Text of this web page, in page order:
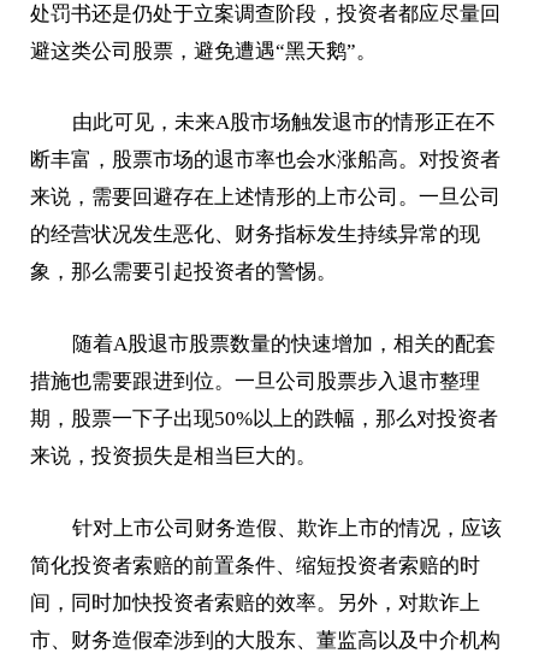
处罚书还是仍处于立案调查阶段，投资者都应尽量回
避这类公司股票，避免遭遇“黑天鹅”。
由此可见，未来A股市场触发退市的情形正在不
断丰富，股票市场的退市率也会水涨船高。对投资者
来说，需要回避存在上述情形的上市公司。一旦公司
的经营状况发生恶化、财务指标发生持续异常的现
象，那么需要引起投资者的警惕。
随着A股退市股票数量的快速增加，相关的配套
措施也需要跟进到位。一旦公司股票步入退市整理
期，股票一下子出现50%以上的跌幅，那么对投资者
来说，投资损失是相当巨大的。
针对上市公司财务造假、欺诈上市的情况，应该
简化投资者索赔的前置条件、缩短投资者索赔的时
间，同时加快投资者索赔的效率。另外，对欺诈上
市、财务造假牵涉到的大股东、董监高以及中介机构